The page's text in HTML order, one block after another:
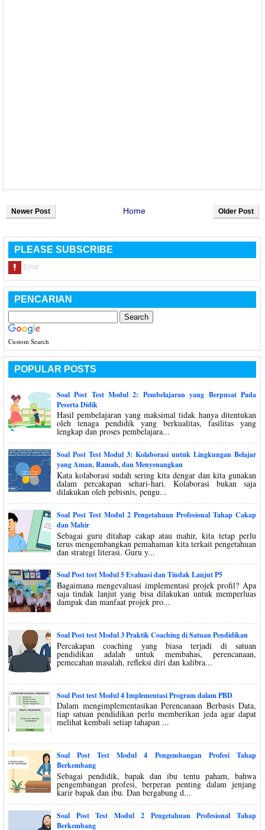
Newer Post Older Post
Home
PLEASE SUBSCRIBE
PENCARIAN
Custom Search
POPULAR POSTS
Soal Post Test Modul 2: Pembelajaran yang Berpusat Pada
Peserta Didik
Hasil pembelajaran yang maksimal tidak hanya ditentukan
oleh tenaga pendidik yang berkualitas, fasilitas yang
lengkap dan proses pembelajara...
Soal Post Test Modul 3: Kolaborasi untuk Lingkungan Belajar
yang Aman, Ramah, dan Menyenangkan
Kata kolaborasi sudah sering kita dengar dan kita gunakan
dalam percakapan sehari-hari. Kolaborasi bukan saja
dilakukan oleh pebisnis, pengu...
Soal Post Test Modul 2 Pengetahuan Profesional Tahap Cakap
dan Mahir
Sebagai guru ditahap cakap atau mahir, kita tetap perlu
terus mengembangkan pemahaman kita terkait pengetahuan
dan strategi literasi. Guru y...
Soal Post test Modul 5 Evaluasi dan Tindak Lanjut P5
Bagaimana mengevaluasi implementasi projek profil? Apa
saja tindak lanjut yang bisa dilakukan untuk memperluas
dampak dan manfaat projek pro...
Soal Post test Modul 3 Praktik Coaching di Satuan Pendidikan
Percakapan coaching yang biasa terjadi di satuan
pendidikan adalah untuk membahas, perencanaan,
pemecahan masalah, refleksi diri dan kalibra...
Soal Post test Modul 4 Implementasi Program dalam PBD
Dalam mengimplementasikan Perencanaan Berbasis Data,
tiap satuan pendidikan perlu memberikan jeda agar dapat
melihat kembali setiap tahapan ...
Soal Post Test Modul 4 Pengembangan Profesi Tahap
Berkembang
Sebagai pendidik, bapak dan ibu tentu paham, bahwa
pengembangan profesi, berperan penting dalam jenjang
karir bapak dan ibu. Dan bergabung d...
Soal Post Test Modul 2 Pengetahuan Profesional Tahap
Berkembang